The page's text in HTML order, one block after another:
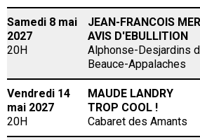
Samedi 8 mai
2027
20H
JEAN-FRANCOIS
AVIS D'EBULLITION
Alphonse-Desjardins
Beauce-Appalaches
Vendredi 14
mai 2027
20H
MAUDE LANDRY
TROP COOL !
Cabaret des Amants